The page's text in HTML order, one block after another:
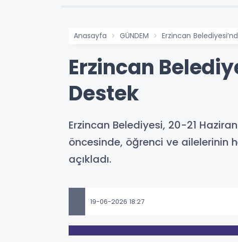
Anasayfa GÜNDEM Erzincan
Erzincan
Destek
Erzincan Belediyesi, 20-21
öncesinde, öğrenci ve ailelerinin
açıkladı.
19-06-2026 18:27